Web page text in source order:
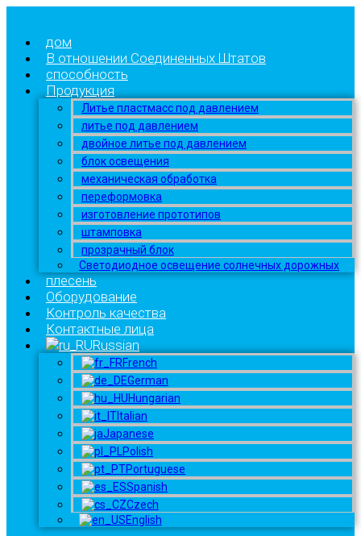
дом
В отношении Соединенных Штатов
способность
Продукция
Литье пластмасс под давлением
литье под давлением
двойное литье под давлением
блок освещения
механическая обработка
переформовка
изготовление прототипов
штамповка
прозрачный блок
Светодиодное освещение солнечных дорожных
плесень
Оборудование
Контроль качества
Контактные лица
Russian
French
German
Hungarian
Italian
Japanese
Polish
Portuguese
Spanish
Czech
English